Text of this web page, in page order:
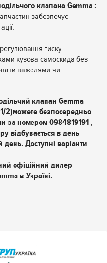
клапана Gemma :
забезпечує
тиску.
кузова самоскида без
важелями чи
клапан Gemma
2)можете безпосередньо
за номером 0984819191 ,
відбувається в день
Доступні варіанти
офіційний дилер
в Україні.